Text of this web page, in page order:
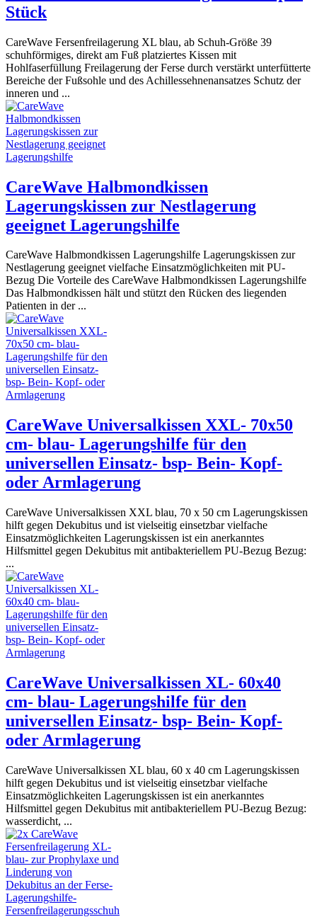
Stück
CareWave Fersenfreilagerung XL blau, ab Schuh-Größe 39
schuhförmiges, direkt am Fuß platziertes Kissen mit
Hohlfaserfüllung Freilagerung der Ferse durch verstärkt unterfütterte
Bereiche der Fußsohle und des Achillessehnenansatzes Schutz der
inneren und ...
CareWave Halbmondkissen
Lagerungskissen zur Nestlagerung
geeignet Lagerungshilfe
CareWave Halbmondkissen Lagerungshilfe Lagerungskissen zur
Nestlagerung geeignet vielfache Einsatzmöglichkeiten mit PU-
Bezug Die Vorteile des CareWave Halbmondkissen Lagerungshilfe
Das Halbmondkissen hält und stützt den Rücken des liegenden
Patienten in der ...
CareWave Universalkissen XXL- 70x50
cm- blau- Lagerungshilfe für den
universellen Einsatz- bsp- Bein- Kopf-
oder Armlagerung
CareWave Universalkissen XXL blau, 70 x 50 cm Lagerungskissen
hilft gegen Dekubitus und ist vielseitig einsetzbar vielfache
Einsatzmöglichkeiten Lagerungskissen ist ein anerkanntes
Hilfsmittel gegen Dekubitus mit antibakteriellem PU-Bezug Bezug:
...
CareWave Universalkissen XL- 60x40
cm- blau- Lagerungshilfe für den
universellen Einsatz- bsp- Bein- Kopf-
oder Armlagerung
CareWave Universalkissen XL blau, 60 x 40 cm Lagerungskissen
hilft gegen Dekubitus und ist vielseitig einsetzbar vielfache
Einsatzmöglichkeiten Lagerungskissen ist ein anerkanntes
Hilfsmittel gegen Dekubitus mit antibakteriellem PU-Bezug Bezug:
wasserdicht, ...